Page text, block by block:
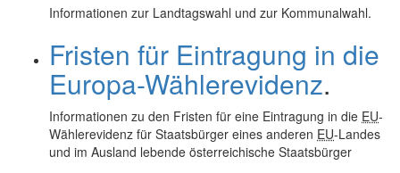
Informationen zur Landtagswahl und zur Kommunalwahl.
Fristen für Eintragung in die
Europa-Wählerevidenz.
Informationen zu den Fristen für eine Eintragung in die EU-
Wählerevidenz für Staatsbürger eines anderen EU-Landes
und im Ausland lebende österreichische Staatsbürger